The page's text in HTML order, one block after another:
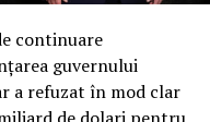
continuare
guvernului
a refuzat în mod clar